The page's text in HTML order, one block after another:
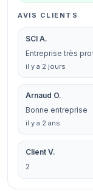
AVIS CLIENTS
SCI A.
Entreprise très
il y a 2 jours
Arnaud O.
Bonne entreprise
il y a 2 ans
Client V.
2